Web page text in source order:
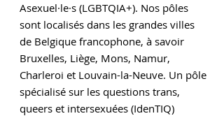
Asexuel·le·s (LGBTQIA+). Nos pôles
sont localisés dans les grandes villes
de Belgique francophone, à savoir
Bruxelles, Liège, Mons, Namur,
Charleroi et Louvain-la-Neuve. Un pôle
spécialisé sur les questions trans,
queers et intersexuées (IdenTIQ)